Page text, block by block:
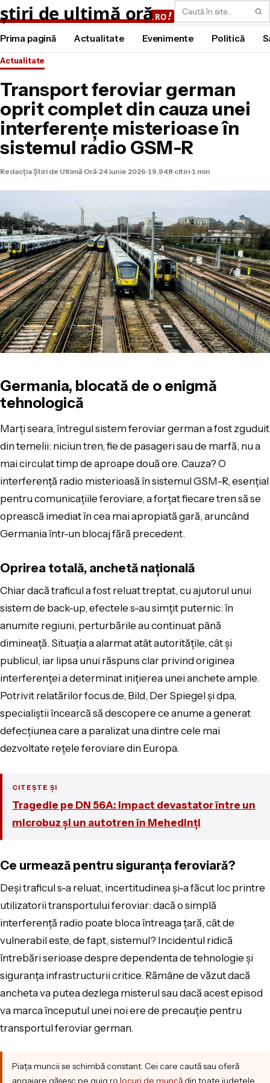
Caută
Prima pagină Actualitate Evenimente Politică
Actualitate
Transport feroviar german
oprit complet din cauza unei
interferențe misterioase în
sistemul radio GSM-R
Redacția Știri de Ultimă Oră 24 iunie 2026 19.948 citiri 1 min
Germania, blocată de o enigmă
tehnologică
Marți seara, întregul sistem feroviar german a fost zguduit
din temelii: niciun tren, fie de pasageri sau de marfă, nu a
mai circulat timp de aproape două ore. Cauza? O
interferență radio misterioasă în sistemul GSM-R, esențial
pentru comunicațiile feroviare, a forțat fiecare tren să se
oprească imediat în cea mai apropiată gară, aruncând
Germania într-un blocaj fără precedent.
Oprirea totală, anchetă națională
Chiar dacă traficul a fost reluat treptat, cu ajutorul unui
sistem de back-up, efectele s-au simțit puternic: în
anumite regiuni, perturbările au continuat până
dimineață. Situația a alarmat atât autoritățile, cât și
publicul, iar lipsa unui răspuns clar privind originea
interferenței a determinat inițierea unei anchete ample.
Potrivit relatărilor focus.de, Bild, Der Spiegel și dpa,
specialiștii încearcă să descopere ce anume a generat
defecțiunea care a paralizat una dintre cele mai
dezvoltate rețele feroviare din Europa.
CITEȘTE ȘI
Tragedie pe DN 56A: Impact devastator între un
microbuz și un autotren în Mehedinți
Ce urmează pentru siguranța feroviară?
Deși traficul s-a reluat, incertitudinea și-a făcut loc printre
utilizatorii transportului feroviar: dacă o simplă
interferență radio poate bloca întreaga țară, cât de
vulnerabil este, de fapt, sistemul? Incidentul ridică
întrebări serioase despre dependenta de tehnologie și
siguranța infrastructurii critice. Rămâne de văzut dacă
ancheta va putea dezlega misterul sau dacă acest episod
va marca începutul unei noi ere de precauție pentru
transportul feroviar german.
Piața muncii se schimbă constant. Cei care caută sau oferă
angajare găsesc pe quiq.ro locuri de muncădin toate județele